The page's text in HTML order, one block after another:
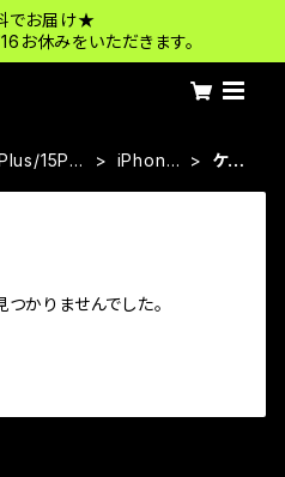
でお届け★
お休みをいただきます。
15Pro
iPhone
ケー
かりませんでした。